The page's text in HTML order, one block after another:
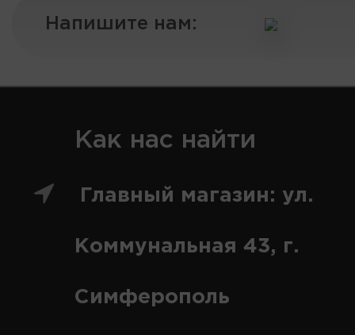
Напишите нам:
Как нас найти
Главный магазин: ул.
Коммунальная 43, г.
Симферополь